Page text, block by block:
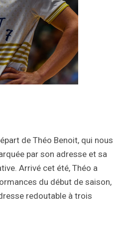
de Théo Benoit, qui nous
par son adresse et sa
Arrivé cet été, Théo a
du début de saison,
redoutable à trois